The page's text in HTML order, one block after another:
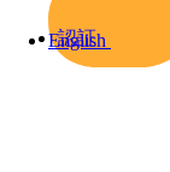
English
認証